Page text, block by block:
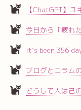
【ChatGPT】ユ
今日から「疲れ
It’s been 356
ブログとコラム
どうして人は己